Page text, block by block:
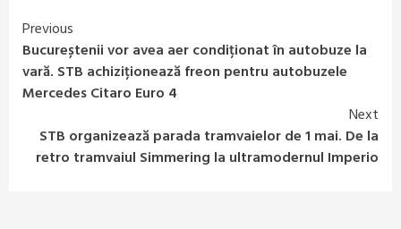
Continue
Reading
Previous
Bucureștenii vor avea aer condiționat în autobuze la
vară. STB achiziționează freon pentru autobuzele
Mercedes Citaro Euro 4
Next
STB organizează parada tramvaielor de 1 mai. De la
retro tramvaiul Simmering la ultramodernul Imperio